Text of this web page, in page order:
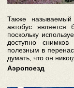
Также
автобус является
поскольку
доступно
полезным в
думать, что он
Аэропоезд